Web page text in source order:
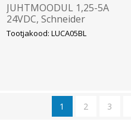
JUHTMOODUL 1,25-5A
24VDC, Schneider
Tootjakood: LUCA05BL
1 2 3